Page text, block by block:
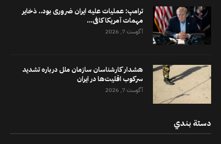
ترامپ: عملیات علیه ایران ضروری بود.. ذخایر
مهمات آمریکا کافی...
آگوست 7, 2026
هشدار کارشناسان سازمان ملل درباره تشدید
سرکوب اقلیت‌ها در ایران
آگوست 7, 2026
دستة بندي